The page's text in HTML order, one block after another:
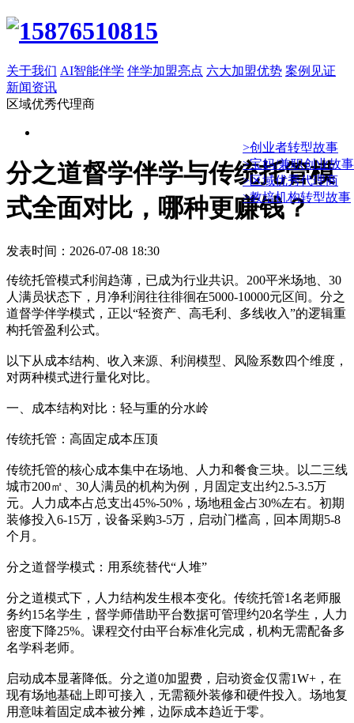
关于我们 AI智能伴学 伴学加盟亮点 六大加盟优势 案例见证
新闻资讯
区域优秀代理商
>创业者转型故事
>宝妈/兼职创业故事
>区域优秀代理商
>教培机构转型故事
分之道督学伴学与传统托管模
式全面对比，哪种更赚钱？
发表时间：2026-07-08 18:30
传统托管模式利润趋薄，已成为行业共识。200平米场地、30
人满员状态下，月净利润往往徘徊在5000-10000元区间。分之
道督学伴学模式，正以“轻资产、高毛利、多线收入”的逻辑重
构托管盈利公式。
以下从成本结构、收入来源、利润模型、风险系数四个维度，
对两种模式进行量化对比。
一、成本结构对比：轻与重的分水岭
传统托管：高固定成本压顶
传统托管的核心成本集中在场地、人力和餐食三块。以二三线
城市200㎡、30人满员的机构为例，月固定支出约2.5-3.5万
元。人力成本占总支出45%-50%，场地租金占30%左右。初期
装修投入6-15万，设备采购3-5万，启动门槛高，回本周期5-8
个月。
分之道督学模式：用系统替代“人堆”
分之道模式下，人力结构发生根本变化。传统托管1名老师服
务约15名学生，督学师借助平台数据可管理约20名学生，人力
密度下降25%。课程交付由平台标准化完成，机构无需配备多
名学科老师。
启动成本显著降低。分之道0加盟费，启动资金仅需1W+，在
现有场地基础上即可接入，无需额外装修和硬件投入。场地复
用意味着固定成本被分摊，边际成本趋近于零。